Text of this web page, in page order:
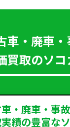
車・廃車
買取のソコ
・廃車・事
績の豊富な